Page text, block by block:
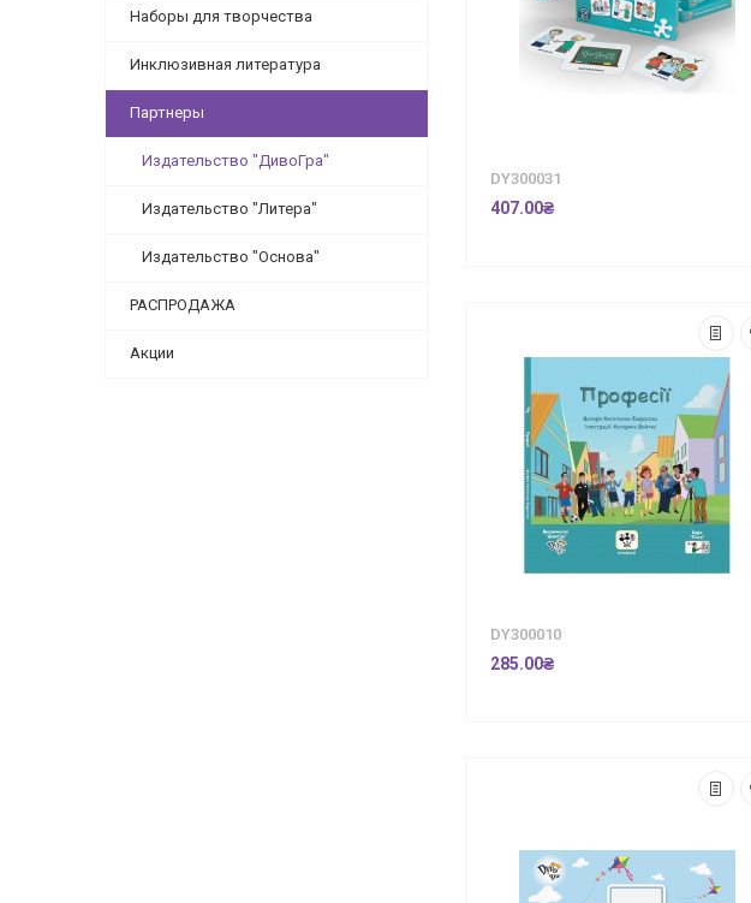
Наборы для творчества
Инклюзивная литература
Партнеры
Издательство "ДивоГра"
Издательство "Литера"
Издательство "Основа"
РАСПРОДАЖА
Акции
DY300031
407.00₴
DY300010
285.00₴